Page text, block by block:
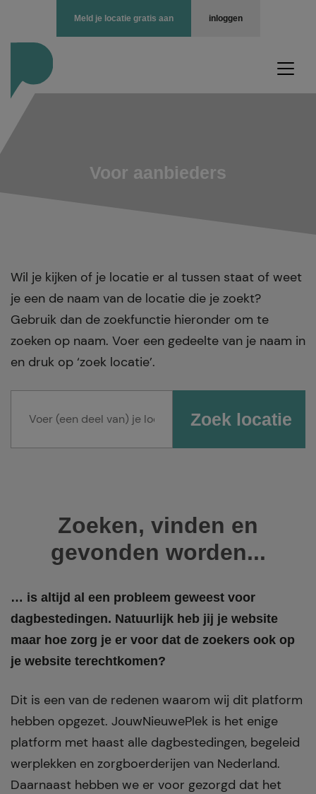
inloggen
Meld je locatie gratis aan
Voor aanbieders
Wil je kijken of je locatie er al tussen staat of weet
je een de naam van de locatie die je zoekt?
Gebruik dan de zoekfunctie hieronder om te
zoeken op naam. Voer een gedeelte van je naam in
en druk op ‘zoek locatie’.
Zoeken, vinden en
gevonden worden...
… is altijd al een probleem geweest voor
dagbestedingen. Natuurlijk heb jij je website
maar hoe zorg je er voor dat de zoekers ook op
je website terechtkomen?
Dit is een van de redenen waarom wij dit platform
hebben opgezet. JouwNieuwePlek is het enige
platform met haast alle dagbestedingen, begeleid
werplekken en zorgboerderijen van Nederland.
Daarnaast hebben we er voor gezorgd dat het